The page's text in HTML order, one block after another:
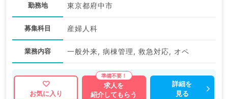
勤務地 東京都府中市
募集科目 産婦人科
業務内容 一般外来, 病棟管理, 救急対応, オペ
お気に入り
求人を
紹介してもらう
詳細を
見る